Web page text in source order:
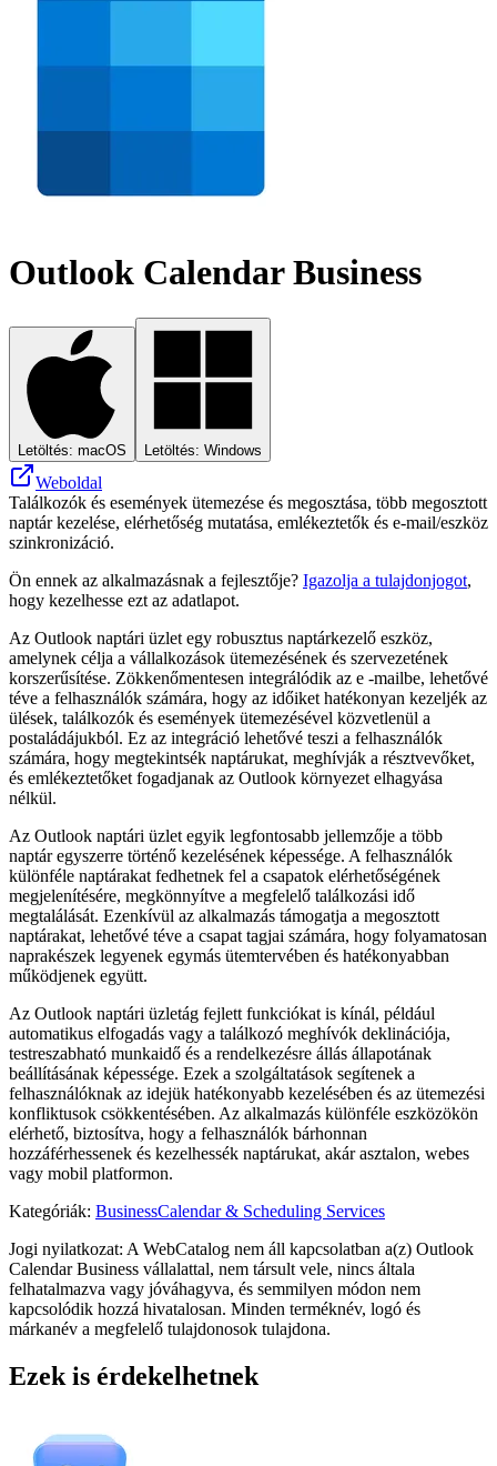
Outlook Calendar Business
Letöltés: macOS Letöltés: Windows
Weboldal
Találkozók és események ütemezése és megosztása, több megosztott
naptár kezelése, elérhetőség mutatása, emlékeztetők és e-mail/eszköz
szinkronizáció.
Ön ennek az alkalmazásnak a fejlesztője? Igazolja a tulajdonjogot,
hogy kezelhesse ezt az adatlapot.
Az Outlook naptári üzlet egy robusztus naptárkezelő eszköz,
amelynek célja a vállalkozások ütemezésének és szervezetének
korszerűsítése. Zökkenőmentesen integrálódik az e -mailbe, lehetővé
téve a felhasználók számára, hogy az időiket hatékonyan kezeljék az
ülések, találkozók és események ütemezésével közvetlenül a
postaládájukból. Ez az integráció lehetővé teszi a felhasználók
számára, hogy megtekintsék naptárukat, meghívják a résztvevőket,
és emlékeztetőket fogadjanak az Outlook környezet elhagyása
nélkül.
Az Outlook naptári üzlet egyik legfontosabb jellemzője a több
naptár egyszerre történő kezelésének képessége. A felhasználók
különféle naptárakat fedhetnek fel a csapatok elérhetőségének
megjelenítésére, megkönnyítve a megfelelő találkozási idő
megtalálását. Ezenkívül az alkalmazás támogatja a megosztott
naptárakat, lehetővé téve a csapat tagjai számára, hogy folyamatosan
naprakészek legyenek egymás ütemtervében és hatékonyabban
működjenek együtt.
Az Outlook naptári üzletág fejlett funkciókat is kínál, például
automatikus elfogadás vagy a találkozó meghívók deklinációja,
testreszabható munkaidő és a rendelkezésre állás állapotának
beállításának képessége. Ezek a szolgáltatások segítenek a
felhasználóknak az idejük hatékonyabb kezelésében és az ütemezési
konfliktusok csökkentésében. Az alkalmazás különféle eszközökön
elérhető, biztosítva, hogy a felhasználók bárhonnan
hozzáférhessenek és kezelhessék naptárukat, akár asztalon, webes
vagy mobil platformon.
Kategóriák: BusinessCalendar & Scheduling Services
Jogi nyilatkozat: A WebCatalog nem áll kapcsolatban a(z) Outlook
Calendar Business vállalattal, nem társult vele, nincs általa
felhatalmazva vagy jóváhagyva, és semmilyen módon nem
kapcsolódik hozzá hivatalosan. Minden terméknév, logó és
márkanév a megfelelő tulajdonosok tulajdona.
Ezek is érdekelhetnek